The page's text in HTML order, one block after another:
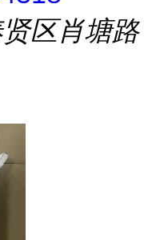
区肖塘路